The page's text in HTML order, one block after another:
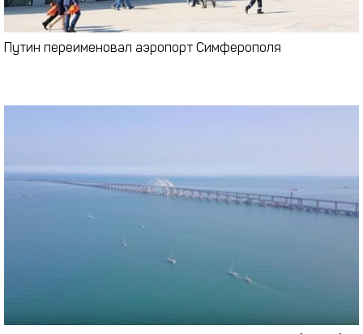
Путин переименовал аэропорт Симферополя